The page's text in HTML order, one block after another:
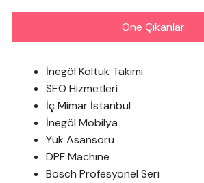
Öne Çıkanlar
İnegöl Koltuk Takımı
SEO Hizmetleri
İç Mimar İstanbul
İnegöl Mobilya
Yük Asansörü
DPF Machine
Bosch Profesyonel Seri